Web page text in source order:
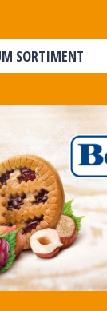
SORTIMENT